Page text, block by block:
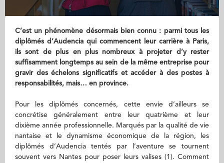
C’est un phénomène désormais bien connu : parmi tous les
diplômés d’Audencia qui commencent leur carrière à Paris,
ils sont de plus en plus nombreux à projeter d’y rester
suffisamment longtemps au sein de la même entreprise pour
gravir des échelons significatifs et accéder à des postes à
responsabilités, mais… en province.
Pour les diplômés concernés, cette envie d’ailleurs se
concrétise généralement entre leur quatrième et leur
dixième année professionnelle. Marqués par la qualité de vie
nantaise et le dynamisme économique de la région, les
diplômés d’Audencia tentés par l’aventure se tournent
souvent vers Nantes pour poser leurs valises (1). Comment